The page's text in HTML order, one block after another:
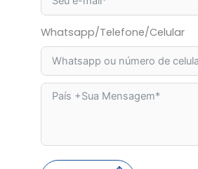
Whatsapp/Telefone/Celular